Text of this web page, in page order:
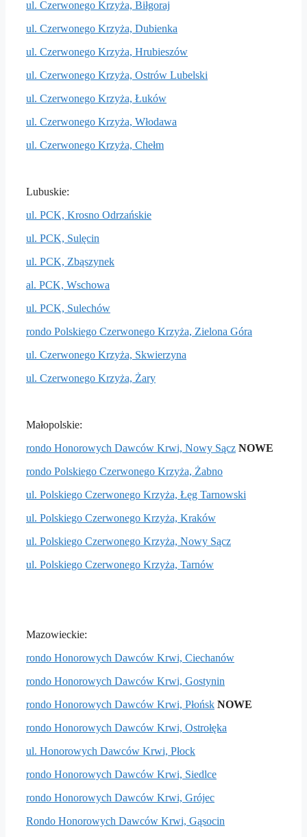
ul. Czerwonego Krzyża, Biłgoraj
ul. Czerwonego Krzyża, Dubienka
ul. Czerwonego Krzyża, Hrubieszów
ul. Czerwonego Krzyża, Ostrów Lubelski
ul. Czerwonego Krzyża, Łuków
ul. Czerwonego Krzyża, Włodawa
ul. Czerwonego Krzyża, Chełm
Lubuskie:
ul. PCK, Krosno Odrzańskie
ul. PCK, Sulęcin
ul. PCK, Zbąszynek
al. PCK, Wschowa
ul. PCK, Sulechów
rondo Polskiego Czerwonego Krzyża, Zielona Góra
ul. Czerwonego Krzyża, Skwierzyna
ul. Czerwonego Krzyża, Żary
Małopolskie:
rondo Honorowych Dawców Krwi, Nowy Sącz NOWE
rondo Polskiego Czerwonego Krzyża, Żabno
ul. Polskiego Czerwonego Krzyża, Łęg Tarnowski
ul. Polskiego Czerwonego Krzyża, Kraków
ul. Polskiego Czerwonego Krzyża, Nowy Sącz
ul. Polskiego Czerwonego Krzyża, Tarnów
Mazowieckie:
rondo Honorowych Dawców Krwi, Ciechanów
rondo Honorowych Dawców Krwi, Gostynin
rondo Honorowych Dawców Krwi, Płońsk NOWE
rondo Honorowych Dawców Krwi, Ostrołęka
ul. Honorowych Dawców Krwi, Płock
rondo Honorowych Dawców Krwi, Siedlce
rondo Honorowych Dawców Krwi, Grójec
Rondo Honorowych Dawców Krwi, Gąsocin